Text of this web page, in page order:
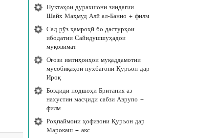
Нуктаҳои дурахшони зиндагии
Шайх Маҳмуд Алӣ ал-Банно + филм
Сад рӯз ҳамроҳӣ бо дастурҳои
ибодатии Сайидушшуҳадои
муқовимат
Оғози имтиҳонҳои муқаддамотии
мусобиқаҳои нухбагони Қуръон дар
Ироқ
Боздиди подшоҳи Британия аз
нахустин масҷиди сабзи Аврупо +
филм
Роҳпаймоии ҳофизони Қуръон дар
Марокаш + акс